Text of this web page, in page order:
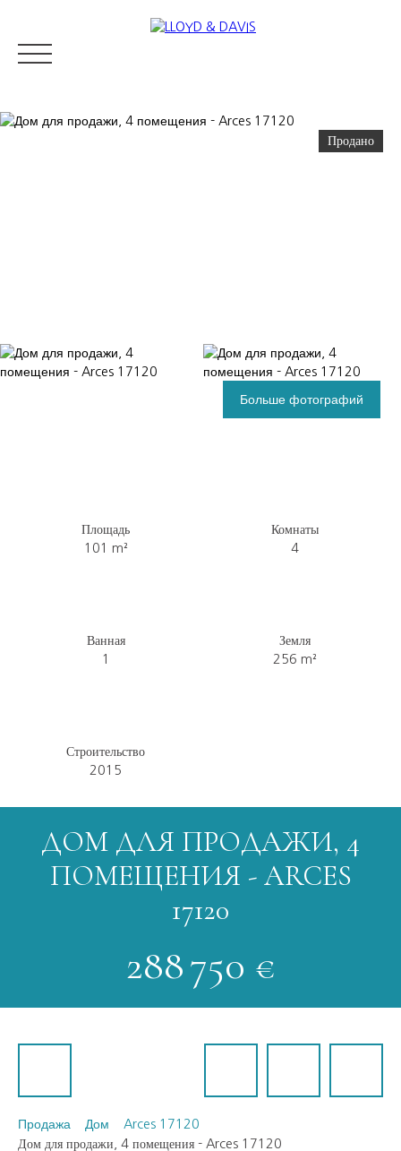
Продано
Больше фотографий
Площадь
101 m²
Комнаты
4
Ванная
1
Земля
256 m²
Строительство
2015
ДОМ ДЛЯ ПРОДАЖИ, 4
ПОМЕЩЕНИЯ - ARCES
17120
288 750 €
Продажа Дом
Arces 17120
Дом для продажи, 4 помещения - Arces 17120